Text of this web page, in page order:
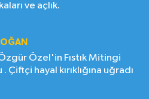
ve açlık.
Özel'in Fıstık Mitingi
Çiftçi hayal kırıklığına uğradı